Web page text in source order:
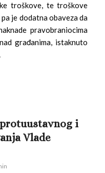
troškove, te troškove
je dodatna obaveza da
pravobraniocima
građanima, istaknuto
protuustavnog i
Vlade